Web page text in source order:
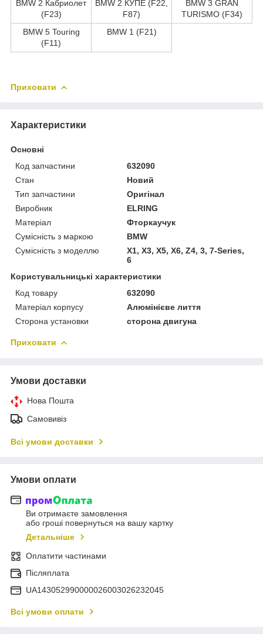
BMW 2 Кабриолет
(F23)
BMW 2 КУПЕ (F22,
F87)
BMW 3 GRAN
TURISMO (F34)
BMW 5 Touring
(F11)
BMW 1 (F21)
Приховати
Характеристики
Основні
Код запчастини
632090
Стан
Новий
Тип запчастини
Оригінал
Виробник
ELRING
Матеріал
Фторкаучук
Сумісність з маркою
BMW
Сумісність з моделлю
X1, X3, X5, X6, Z4, 3, 7-Series,
6
Користувальницькі характеристики
Код товару
632090
Матеріал корпусу
Алюмінієве лиття
Сторона установки
сторона двигуна
Приховати
Умови доставки
Нова Пошта
Самовивіз
Всі умови доставки
Умови оплати
Ви отримаєте замовлення
або гроші повернуться на вашу картку
Детальніше
Оплатити частинами
Післяплата
UA143052990000026003026232045
Всі умови оплати